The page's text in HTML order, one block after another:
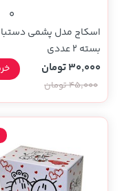
0
اسکاچ مدل پشمی
بسته 2 عددی
30,000 تومان
45,000 تومان